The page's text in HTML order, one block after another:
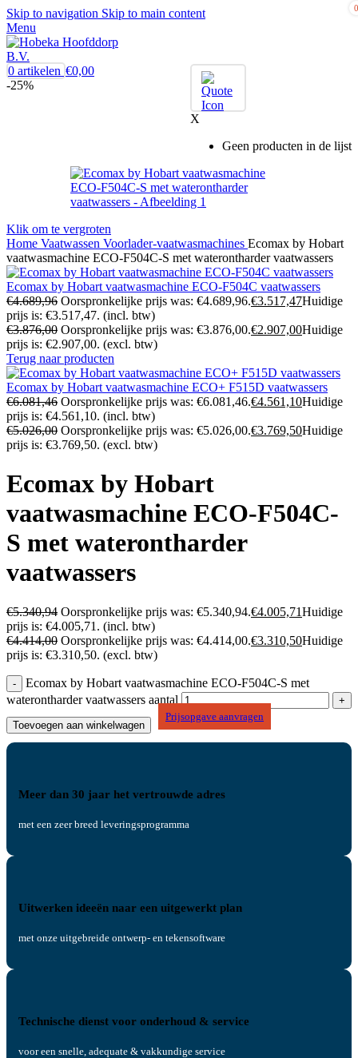
Skip to navigation Skip to main content
Menu
0
X
Geen producten in de lijst
0 artikelen €0,00
-25%
Klik om te vergroten
Home Vaatwassen Voorlader-vaatwasmachines Ecomax by Hobart
vaatwasmachine ECO-F504C-S met waterontharder vaatwassers
Ecomax by Hobart vaatwasmachine ECO-F504C vaatwassers
€4.689,96 Oorspronkelijke prijs was: €4.689,96.€3.517,47Huidige
prijs is: €3.517,47. (incl. btw)
€3.876,00 Oorspronkelijke prijs was: €3.876,00.€2.907,00Huidige
prijs is: €2.907,00. (excl. btw)
Terug naar producten
Ecomax by Hobart vaatwasmachine ECO+ F515D vaatwassers
€6.081,46 Oorspronkelijke prijs was: €6.081,46.€4.561,10Huidige
prijs is: €4.561,10. (incl. btw)
€5.026,00 Oorspronkelijke prijs was: €5.026,00.€3.769,50Huidige
prijs is: €3.769,50. (excl. btw)
Ecomax by Hobart
vaatwasmachine ECO-F504C-
S met waterontharder
vaatwassers
€5.340,94 Oorspronkelijke prijs was: €5.340,94.€4.005,71Huidige
prijs is: €4.005,71. (incl. btw)
€4.414,00 Oorspronkelijke prijs was: €4.414,00.€3.310,50Huidige
prijs is: €3.310,50. (excl. btw)
Ecomax by Hobart vaatwasmachine ECO-F504C-S met
waterontharder vaatwassers aantal
Toevoegen aan winkelwagen
Prijsopgave aanvragen
Meer dan 30 jaar het vertrouwde adres
met een zeer breed leveringsprogramma
Uitwerken ideeën naar een uitgewerkt plan
met onze uitgebreide ontwerp- en tekensoftware
Technische dienst voor onderhoud & service
voor een snelle, adequate & vakkundige service